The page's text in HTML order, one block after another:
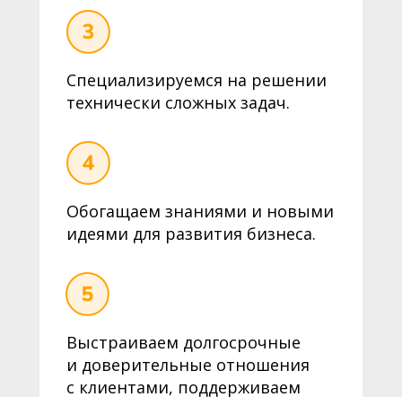
Выстраиваем долгосрочные
и доверительные отношения
с клиентами, поддерживаем
Обогащаем знаниями и новыми
идеями для развития бизнеса.
Специализируемся на решении
технически сложных задач.